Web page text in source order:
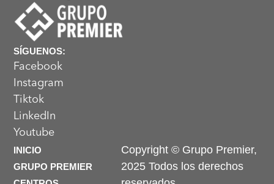
SÍGUENOS:
Facebook
Instagram
Tiktok
LinkedIn
Youtube
INICIO
GRUPO PREMIER
Copyright © Grupo Premier,
2025 Todos los derechos